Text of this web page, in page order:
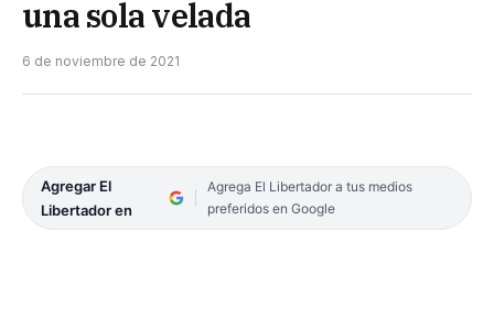
una sola velada
6 de noviembre de 2021
Agregar El
Libertador en
Agrega El Libertador a tus medios
preferidos en Google